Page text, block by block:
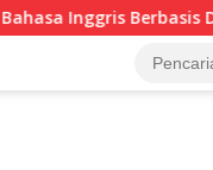
Berbasis Digital